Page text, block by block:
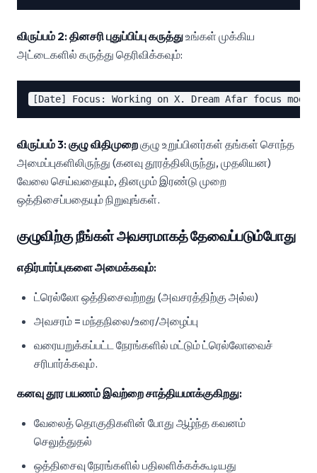
விருப்பம் 2: தினசரி புதுப்பிப்பு கருத்துஉங்கள் முக்கிய
அட்டைகளில் கருத்து தெரிவிக்கவும்:
விருப்பம் 3: குழு விதிமுறைகுழு உறுப்பினர்கள் தங்கள் சொந்த
அமைப்புகளிலிருந்து (கனவு தூரத்திலிருந்து, முதலியன)
வேலை செய்வதையும், தினமும் இரண்டு முறை
ஒத்திசைப்பதையும் நிறுவுங்கள்.
குழுவிற்கு நீங்கள் அவசரமாகத் தேவைப்படும்போது
எதிர்பார்ப்புகளை அமைக்கவும்:
ட்ரெல்லோ ஒத்திசைவற்றது (அவசரத்திற்கு அல்ல)
அவசரம் = மந்தநிலை/உரை/அழைப்பு
வரையறுக்கப்பட்ட நேரங்களில் மட்டும் ட்ரெல்லோவைச்
சரிபார்க்கவும்.
கனவு தூர பயணம் இவற்றை சாத்தியமாக்குகிறது:
வேலைத் தொகுதிகளின் போது ஆழ்ந்த கவனம்
செலுத்துதல்
ஒத்திசைவு நேரங்களில் பதிலளிக்கக்கூடியது